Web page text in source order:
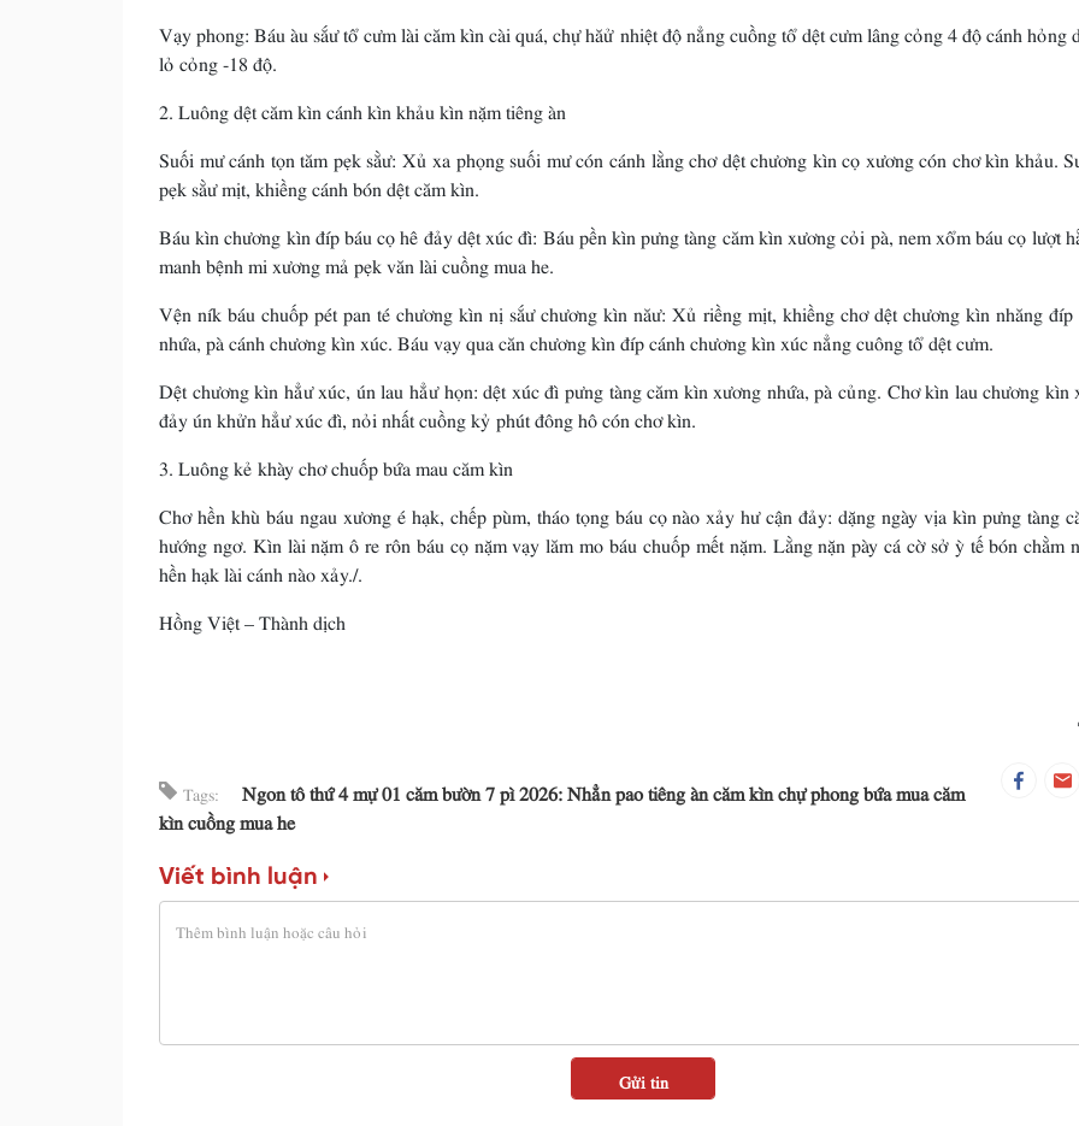
Vạy phong: Báu àu sắư tổ cưm lài căm kìn cài quá, chự hăử nhiệt độ nẳng cuồng tổ dệt cưm lâng cỏng 4 độ cánh hỏng
lỏ cỏng -18 độ.
2. Luông dệt căm kìn cánh kìn khảu kìn nặm tiêng àn
Suối mư cánh tọn tăm pẹk sằư: Xủ xa phọng suối mư cón cánh lằng chơ dệt chương kìn cọ xương cón chơ kìn khảu.
pẹk sằư mịt, khiềng cánh bón dệt căm kìn.
Báu kìn chương kìn đíp báu cọ hê đảy dệt xúc đì: Báu pền kìn pưng tàng căm kìn xương cỏi pà, nem xổm báu cọ lượt
manh bệnh mi xương mả pẹk văn lài cuồng mua he.
Vện ník báu chuốp pét pan té chương kìn nị sắư chương kìn năư: Xủ riềng mịt, khiềng chơ dệt chương kìn nhăng
nhứa, pà cánh chương kìn xúc. Báu vạy qua căn chương kìn đíp cánh chương kìn xúc nẳng cuông tổ dệt cưm.
Dệt chương kìn hẳư xúc, ún lau hẳư họn: dệt xúc đì pưng tàng căm kìn xương nhứa, pà củng. Chơ kìn lau chương kìn
đảy ún khửn hẳư xúc đì, nỏi nhất cuồng kỷ phút đông hô cón chơ kìn.
3. Luông kẻ khày chơ chuốp bứa mau căm kìn
Chơ hền khù báu ngau xương é hạk, chếp pùm, tháo tọng báu cọ nào xảy hư cận đảy: dặng ngày vịa kìn pưng tàng
hướng ngơ. Kìn lài nặm ô re rôn báu cọ nặm vạy lăm mo báu chuốp mết nặm. Lằng nặn pày cá cờ sở ỳ tế bón chằm
hền hạk lài cánh nào xảy./.
Hồng Việt – Thành dịch
Tags:
Ngon tô thứ 4 mự 01 căm bườn 7 pì 2026: Nhẳn pao tiêng àn căm kìn chự phong bứa mua căm
kìn cuồng mua he
Viết bình luận